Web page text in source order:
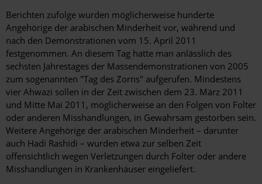
Berichten zufolge wurden möglicherweise hunderte
Angehörige der arabischen Minderheit vor, während und
nach den Demonstrationen vom 15. April 2011
festgenommen. An diesem Tag hatte man anlässlich des
sechsten Jahrestages der Massendemonstrationen von 2005
zum sogenannten "Tag des Zorns" aufgerufen. Mindestens
vier Ahwazi sollen in der Zeit zwischen dem 23. März 2011
und Mitte Mai 2011, möglicherweise an den Folgen von Folter
oder anderen Misshandlungen, in Gewahrsam gestorben sein.
Weitere Angehörige der arabischen Minderheit – darunter
auch Hadi Rashidi – wurden etwa zur selben Zeit
offensichtlich wegen Verletzungen durch Folter oder andere
Misshandlungen in Krankenhäuser eingeliefert.